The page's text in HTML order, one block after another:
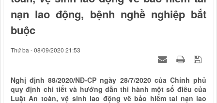
nạn lao động, bệnh nghề nghiệp bắt
buộc
Thứ ba - 08/09/2020 21:53
Nghị định 88/2020/NĐ-CP ngày 28/7/2020 của Chính phủ
quy định chi tiết và hướng dẫn thi hành một số điều của
Luật An toàn, vệ sinh lao động về bảo hiểm tai nạn lao